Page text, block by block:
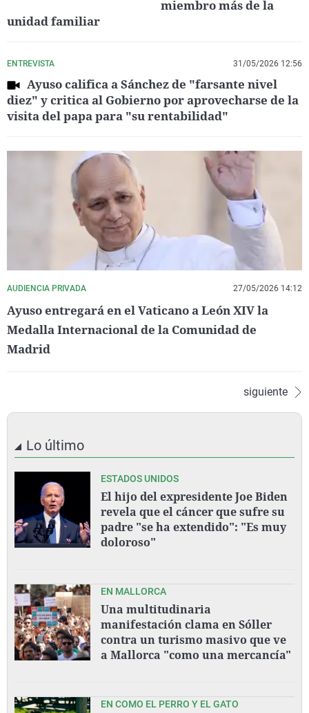
miembro más de la
unidad familiar
ENTREVISTA 31/05/2026 12:56
Ayuso califica a Sánchez de "farsante nivel
diez" y critica al Gobierno por aprovecharse de la
visita del papa para "su rentabilidad"
AUDIENCIA PRIVADA 27/05/2026 14:12
Ayuso entregará en el Vaticano a León XIV la
Medalla Internacional de la Comunidad de
Madrid
siguiente
Lo último
ESTADOS UNIDOS
El hijo del expresidente Joe Biden
revela que el cáncer que sufre su
padre "se ha extendido": "Es muy
doloroso"
EN MALLORCA
Una multitudinaria
manifestación clama en Sóller
contra un turismo masivo que ve
a Mallorca "como una mercancía"
EN COMO EL PERRO Y EL GATO